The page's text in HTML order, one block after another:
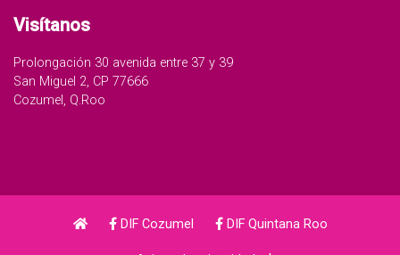
Visítanos
Prolongación 30 avenida entre 37 y 39
San Miguel 2, CP 77666
Cozumel, Q.Roo
DIF Cozumel DIF Quintana Roo